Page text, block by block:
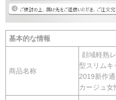
基本的な情報
商品名称
顔域軽熟
型スリムキ
2019新作
カージュ女